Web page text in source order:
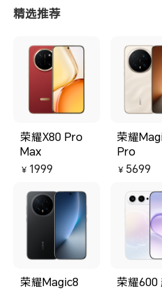
精选推荐
荣耀X80 Pro
Max
￥ 1999
荣耀
Pro
￥ 5699
荣耀Magic8 荣耀600